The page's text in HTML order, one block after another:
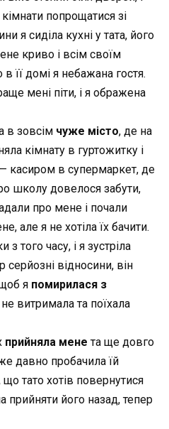
попрощатися зі
я сиділа кухні у тата, його
криво і всім своїм
її домі я небажана гостя.
мені піти, і я ображена
в зовсім чуже місто, де на
кімнату в гуртожитку і
— касиром в супермаркет, де
школу довелося забути,
про мене і почали
але я не хотіла їх бачити.
того часу, і я зустріла
серйозні відносини, він
я помирилася з
витримала та поїхала
прийняла мене та ще довго
давно пробачила їй
тато хотів повернутися
прийняти його назад, тепер